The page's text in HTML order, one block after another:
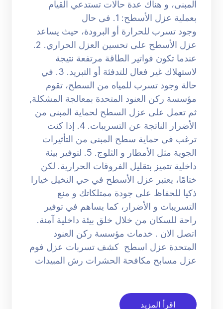
المبنى، و هناك عدة حالات تستدعي القيام
بعملية عزل الأسطح: 1. فى حال
وجود تسرب للحرارة أو البرودة، حيث يساعد
عزل الأسطح على تحسين العزل الحراري. 2.
عندما تكون فواتير الطاقة مرتفعة نتيجة
لاستهلاك غير فعال للتدفئة أو التبريد. 3. في
حالة وجود تسرب للمياه من السطح، تقوم
مؤسسة ركن العنود المتحدة بمعالجة المشكلة,
ثم تعمل على عزل السطح لحماية المبنى من
الأضرار الناتجة عن التسريبات. 4. إذا كنت
ترغب في حماية سطح المبنى من التأثيرات
الجوية مثل الأمطار و الثلوج. 5. لتوفير بيئة
داخلية تتميز بتقليل الفروقات الحرارية. لكن
ختامًا، يعتبر عزل الأسطح في حي النخيل خيارا
ذكيا للحفاظ على جودة ممتلكاتك و منع
التسريبات و الأضرار، كما يساهم في توفير
راحة للسكان من خلال خلق بيئة داخلية آمنة.
اتصل الان . خدمات مؤسسة ركن العنود
المتحدة عزل اسطح كشف تسربات عزل فوم
عزل مسابح مكافحة الحشرات رش المبيدات
اقرأ المزيد